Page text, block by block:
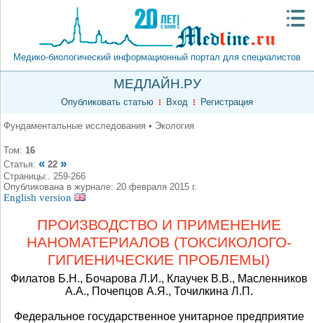
Медико-биологический информационный портал для специалистов
МЕДЛАЙН.РУ
Опубликовать статью Вход Регистрация
Фундаментальные исследования • Экология
Том: 16
Статья: « 22 »
Страницы:. 259-266
Опубликована в журнале: 20 февраля 2015 г.
English version
ПРОИЗВОДСТВО И ПРИМЕНЕНИЕ
НАНОМАТЕРИАЛОВ (ТОКСИКОЛОГО-
ГИГИЕНИЧЕСКИЕ ПРОБЛЕМЫ)
Филатов Б.Н., Бочарова Л.И., Клаучек В.В., Масленников
А.А., Почепцов А.Я., Точилкина Л.П.
Федеральное государственное унитарное предприятие